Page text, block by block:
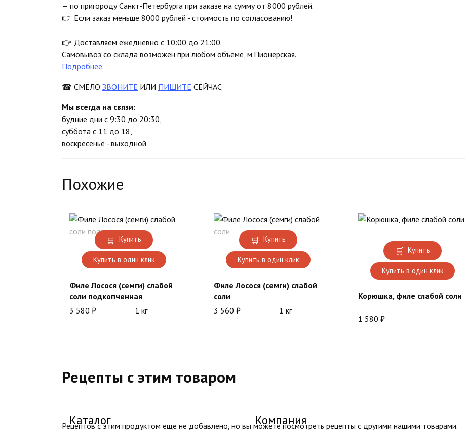
— по пригороду Санкт-Петербурга при заказе на сумму от 8000 рублей.
👉 Если заказ меньше 8000 рублей - стоимость по согласованию!
👉 Доставляем ежедневно с 10:00 до 21:00.
Самовывоз со склада возможен при любом объеме, м.Пионерская.
Подробнее.
☎ СМЕЛО ЗВОНИТЕ ИЛИ ПИШИТЕ СЕЙЧАС
Мы всегда на связи:
будние дни с 9:30 до 20:30,
суббота с 11 до 18,
воскресенье - выходной
Похожие
Купить
Купить в один клик
Филе Лосося (семги) слабой
соли подкопченная
3 580 ₽ 1 кг
Купить
Купить в один клик
Филе Лосося (семги) слабой
соли
3 560 ₽ 1 кг
Купить
Купить в один клик
Корюшка, филе слабой соли
1 580 ₽
Рецепты с этим товаром
Рецептов с этим продуктом еще не добавлено, но вы можете посмотреть рецепты с другими нашими товарами.
Каталог Компания